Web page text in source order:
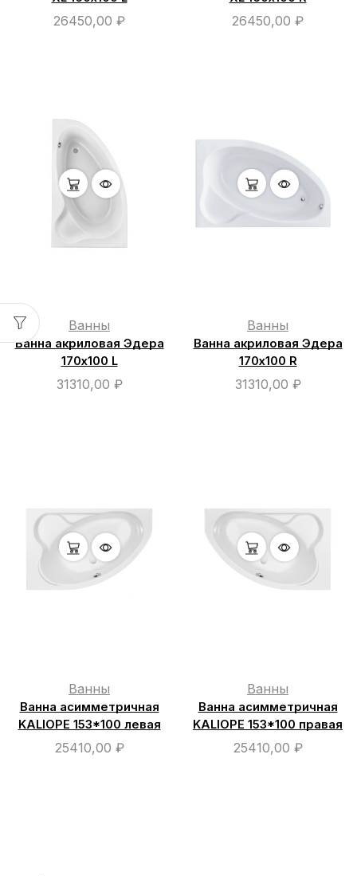
26450,00 ₽ 26450,00 ₽
Ванны
Ванна акриловая Эдера
170х100 L
31310,00 ₽
Ванны
Ванна акриловая Эдера
170х100 R
31310,00 ₽
Ванны
Ванна асимметричная
KALIOPE 153*100 левая
25410,00 ₽
Ванны
Ванна асимметричная
KALIOPE 153*100 правая
25410,00 ₽